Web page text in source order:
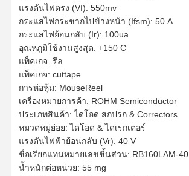
แรงดันไฟตรง (Vf): 550mv
กระแสไฟกระชากไปข้างหน้า (Ifsm): 50 A
กระแสไฟย้อนกลับ (Ir): 100ua
อุณหภูมิใช้งานสูงสุด: +150 C
แพ็คเกจ: รีล
แพ็คเกจ: cuttape
การห่อหุ้ม: MouseReel
เครื่องหมายการค้า: ROHM Semiconductor
ประเภทสินค้า: ไดโอด สกปรก & Correctors
หมวดหมู่ย่อย: ไดโอด & ไดเรกเตอร์
แรงดันไฟฟ้าย้อนกลับ (Vr): 40 V
ชื่อเรียกแทนหมายเลขชิ้นส่วน: RB160LAM-40
น้ำหนักต่อหน่วย: 55 mg